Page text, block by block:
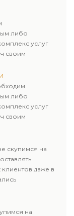
к каждому
либо
услуг
своим
и
к каждому
либо
услуг
своим
и
к каждому
скупимся на
даже в
на